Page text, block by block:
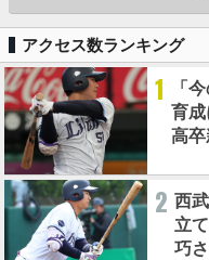
アクセス数ランキング
1
「
育
高卒
2 西
立
巧